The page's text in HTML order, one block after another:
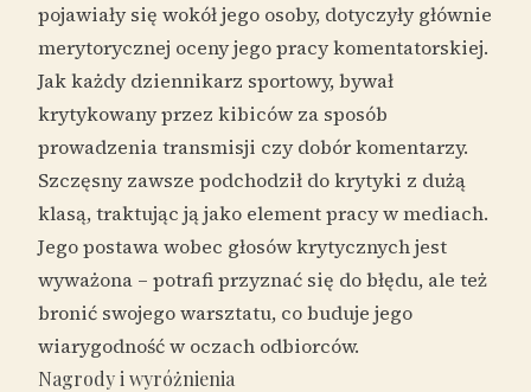
pojawiały się wokół jego osoby, dotyczyły głównie
merytorycznej oceny jego pracy komentatorskiej.
Jak każdy dziennikarz sportowy, bywał
krytykowany przez kibiców za sposób
prowadzenia transmisji czy dobór komentarzy.
Szczęsny zawsze podchodził do krytyki z dużą
klasą, traktując ją jako element pracy w mediach.
Jego postawa wobec głosów krytycznych jest
wyważona – potrafi przyznać się do błędu, ale też
bronić swojego warsztatu, co buduje jego
wiarygodność w oczach odbiorców.
Nagrody i wyróżnienia